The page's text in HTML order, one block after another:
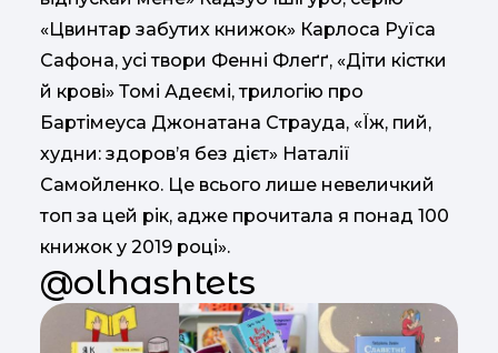
«Цвинтар забутих книжок» Карлоса Руїса
Сафона, усі твори Фенні Флеґґ, «Діти кістки
й крові» Томі Адеємі, трилогію про
Бартімеуса Джонатана Страуда, «Їж, пий,
худни: здоров’я без дієт» Наталії
Самойленко. Це всього лише невеличкий
топ за цей рік, адже прочитала я понад 100
книжок у 2019 році».
@olhashtets